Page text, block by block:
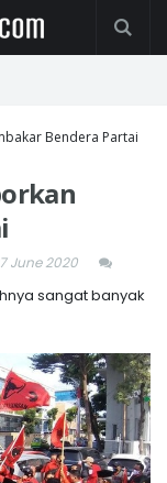
Bendera Partai
June 2020
sangat banyak